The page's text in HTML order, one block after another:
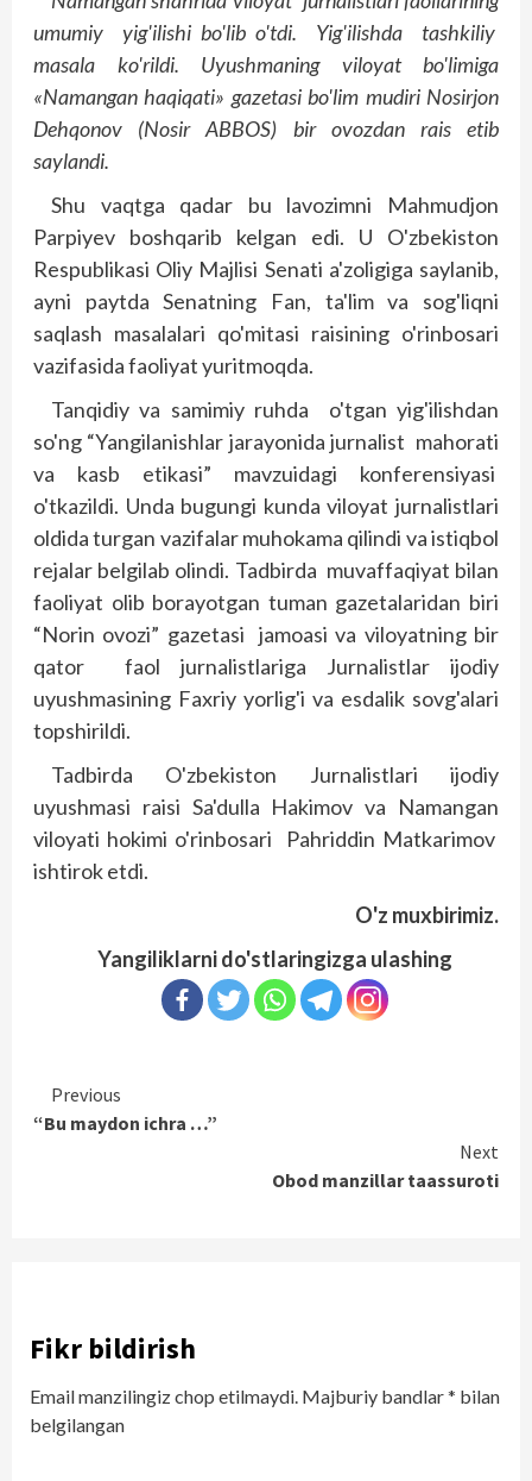
umumiy yig'ilishi bo'lib o'tdi. Yig'ilishda tashkiliy
masala ko'rildi. Uyushmaning viloyat bo'limiga
«Namangan haqiqati» gazetasi bo'lim mudiri Nosirjon
Dehqonov (Nosir ABBOS) bir ovozdan rais etib
saylandi.
Shu vaqtga qadar bu lavozimni Mahmudjon
Parpiyev boshqarib kelgan edi. U O'zbekis­ton
Respublikasi Oliy Majlisi Senati a'zoligiga saylanib,
ayni paytda Senatning Fan, ta'lim va sog'liqni
saqlash masalalari qo'mitasi raisining o'rinbosari
vazifasida faoliyat yuritmoqda.
Tanqidiy va samimiy ruhda o'tgan yig'ilishdan
so'ng “Yangilanishlar jarayonida jurnalist mahorati
va kasb etikasi” mavzuidagi konferensiyasi
o'tkazildi. Unda bugungi kunda viloyat jurnalistlari
oldida turgan vazifalar muhokama qilindi va istiqbol
rejalar belgilab olindi. Tadbirda muvaffaqiyat bilan
faoliyat olib borayotgan tuman gazetalaridan biri
“Norin ovozi” gazetasi jamoasi va viloyatning bir
qator faol jurnalistlariga Jurnalistlar ijodiy
uyushmasining Faxriy yorlig'i va esdalik sovg'alari
topshirildi.
Tadbirda O'zbekiston Jurnalistlari ijodiy
uyushmasi raisi Sa'dulla Hakimov va Namangan
viloyati hokimi o'rinbosari Pahriddin Matkarimov
ishtirok etdi.
O'z muxbirimiz.
Yangiliklarni do'stlaringizga ulashing
Continue
Reading
Previous
“Bu maydon ichra …”
Next
Obod manzillar taassuroti
Fikr bildirish
Email manzilingiz chop etilmaydi. Majburiy bandlar* bilan
belgilangan